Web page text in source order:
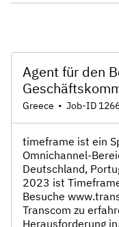
Agent für den
Greece • Job-ID
timeframe ist ein
Omnichannel-
Deutschland,
2023 ist
Besuche
Transcom zu
Herausforderung